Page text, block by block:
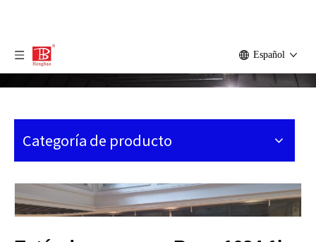
Español
Categoría de producto